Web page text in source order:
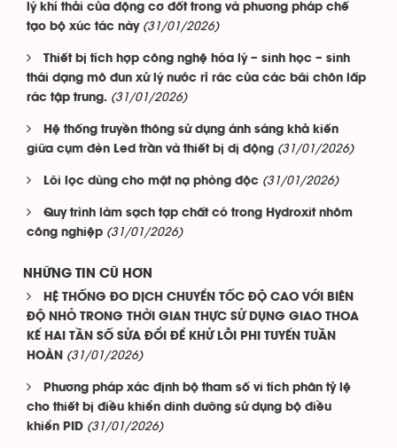
lý khí thải của động cơ đốt trong và phương pháp chế
tạo bộ xúc tác này (31/01/2026)
Thiết bị tích hợp công nghệ hóa lý – sinh học – sinh
thái dạng mô đun xử lý nước rỉ rác của các bãi chôn lấp
rác tập trung. (31/01/2026)
Hệ thống truyền thông sử dụng ánh sáng khả kiến
giữa cụm đèn Led trần và thiết bị dị động (31/01/2026)
Lõi lọc dùng cho mặt nạ phòng độc (31/01/2026)
Quy trình làm sạch tạp chất có trong Hydroxit nhôm
công nghiệp (31/01/2026)
NHỮNG TIN CŨ HƠN
HỆ THỐNG ĐO DỊCH CHUYỂN TỐC ĐỘ CAO VỚI BIÊN
ĐỘ NHỎ TRONG THỜI GIAN THỰC SỬ DỤNG GIAO THOA
KẾ HAI TẦN SỐ SỬA ĐỔI ĐỂ KHỬ LỖI PHI TUYẾN TUẦN
HOÀN
(31/01/2026)
Phương pháp xác định bộ tham số vi tích phân tỷ lệ
cho thiết bị điều khiển dinh dưỡng sử dụng bộ điều
khiển PID (31/01/2026)